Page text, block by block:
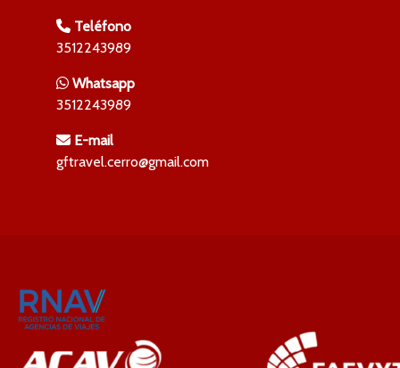
Teléfono
3512243989
Whatsapp
3512243989
E-mail
gftravel.cerro@gmail.com